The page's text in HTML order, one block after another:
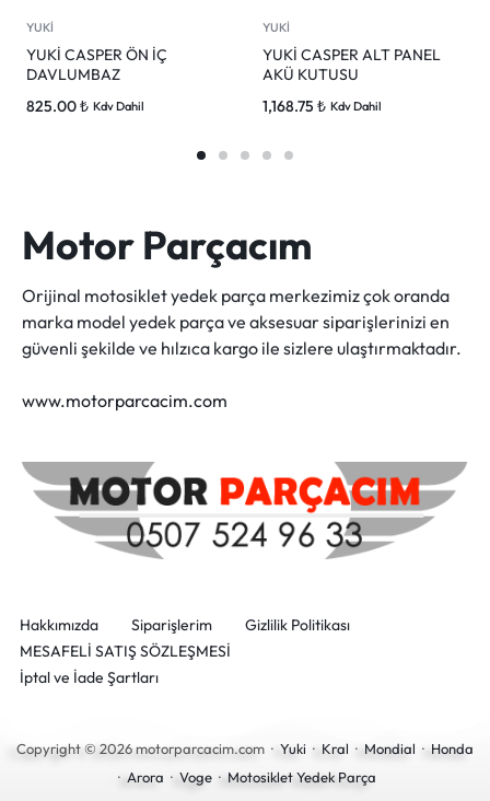
YUKİ
YUKİ CASPER ÖN İÇ
DAVLUMBAZ
825.00₺ Kdv Dahil
YUKİ
YUKİ CASPER ALT PANEL
AKÜ KUTUSU
1,168.75 ₺ Kdv Dahil
Motor Parçacım
Orijinal motosiklet yedek parça merkezimiz çok oranda
marka model yedek parça ve aksesuar siparişlerinizi en
güvenli şekilde ve hılzıca kargo ile sizlere ulaştırmaktadır.
www.motorparcacim.com
Hakkımızda Siparişlerim
Gizlilik Politikası
MESAFELİ SATIŞ SÖZLEŞMESİ
İptal ve İade Şartları
Copyright © 2026 motorparcacim.com · Yuki · Kral · Mondial · Honda
· Arora · Voge· Motosiklet Yedek Parça